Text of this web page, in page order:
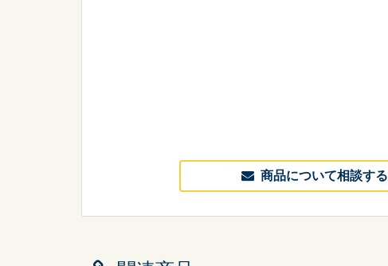
商品について相談する